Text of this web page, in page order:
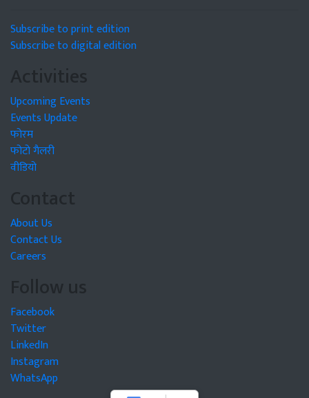
Subscribe to print edition
Subscribe to digital edition
Activities
Upcoming Events
Events Update
फोरम
फोटो गैलरी
वीडियो
Contact
About Us
Contact Us
Careers
Follow us
Facebook
Twitter
LinkedIn
Instagram
WhatsApp